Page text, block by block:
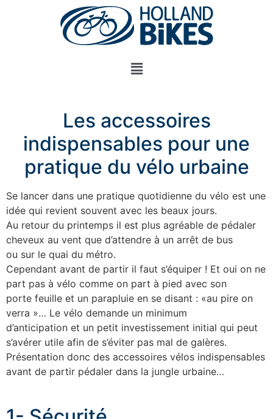
Les accessoires
indispensables pour une
pratique du vélo urbaine
Se lancer dans une pratique quotidienne du vélo est une
idée qui revient souvent avec les beaux jours.
Au retour du printemps il est plus agréable de pédaler
cheveux au vent que d’attendre à un arrêt de bus
ou sur le quai du métro.
Cependant avant de partir il faut s’équiper ! Et oui on ne
part pas à vélo comme on part à pied avec son
porte feuille et un parapluie en se disant : «au pire on
verra »… Le vélo demande un minimum
d’anticipation et un petit investissement initial qui peut
s’avérer utile afin de s’éviter pas mal de galères.
Présentation donc des accessoires vélos indispensables
avant de partir pédaler dans la jungle urbaine…